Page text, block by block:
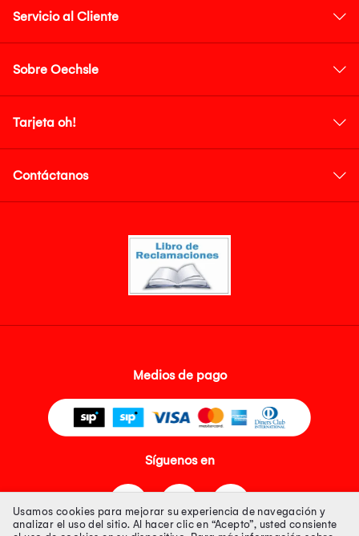
Servicio al Cliente
Sobre Oechsle
Tarjeta oh!
Contáctanos
Medios de pago
Síguenos en
Usamos cookies para mejorar su experiencia de navegación y
analizar el uso del sitio. Al hacer clic en “Acepto”, usted consiente